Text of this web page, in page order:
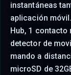
instantáneas
aplicación
Hub, 1 contacto
detector de
mando a
microSD de